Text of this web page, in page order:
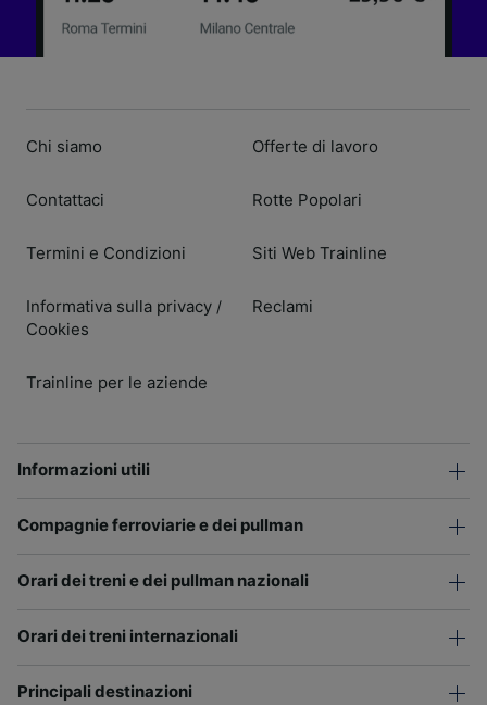
Chi siamo
Contattaci
Termini e Condizioni
Informativa sulla privacy /
Cookies
Trainline per le aziende
Offerte di lavoro
Rotte Popolari
Siti Web Trainline
Reclami
Informazioni utili
Compagnie ferroviarie e dei pullman
Orari dei treni e dei pullman nazionali
Orari dei treni internazionali
Principali destinazioni